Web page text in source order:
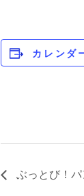
カレンダ
ぶっとび！